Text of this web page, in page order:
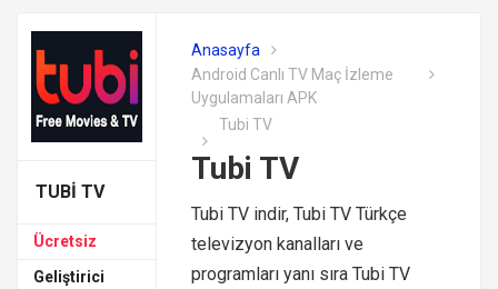
TUBI TV
Ücretsiz
Geliştirici
Anasayfa
Android Canlı TV Maç İzleme
Uygulamaları APK
Tubi TV
Tubi TV
Tubi TV indir, Tubi TV Türkçe
televizyon kanalları ve
programları yanı sıra Tubi TV